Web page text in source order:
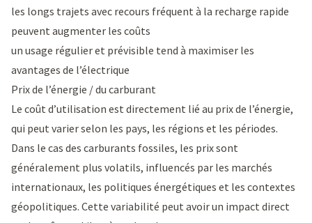
les longs trajets avec recours fréquent à la recharge rapide
peuvent augmenter les coûts
un usage régulier et prévisible tend à maximiser les
avantages de l’électrique
Prix de l’énergie / du carburant
Le coût d’utilisation est directement lié au prix de l’énergie,
qui peut varier selon les pays, les régions et les périodes.
Dans le cas des carburants fossiles, les prix sont
généralement plus volatils, influencés par les marchés
internationaux, les politiques énergétiques et les contextes
géopolitiques. Cette variabilité peut avoir un impact direct